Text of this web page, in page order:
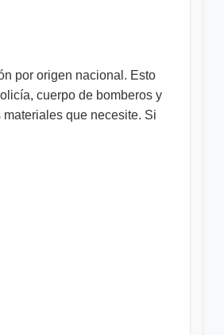
por origen nacional. Esto
cuerpo de bomberos y
que necesite. Si